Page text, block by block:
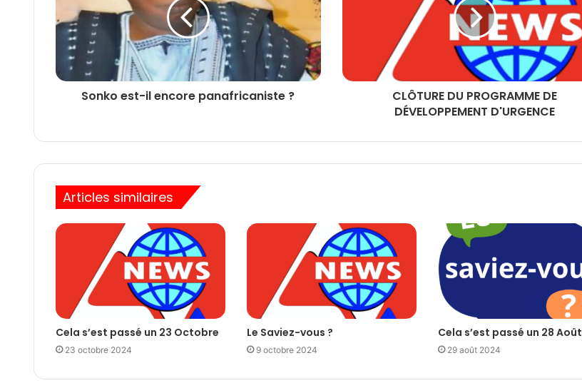
Sonko est-il encore panafricaniste ?
CLÔTURE DU PROGRAMME DE
DÉVELOPPEMENT D'URGENCE
Articles similaires
Cela s’est passé un 23 Octobre
23 octobre 2024
Le Saviez-vous ?
9 octobre 2024
Cela s’est passé un 28 Août
29 août 2024